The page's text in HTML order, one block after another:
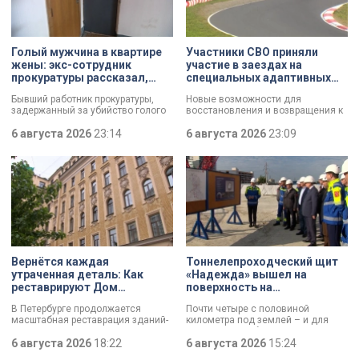
Голый мужчина в квартире
жены: экс-сотрудник
прокуратуры рассказал,
Бывший работник прокуратуры,
задержанный за убийство голого
которые толкнули его на страшное
вынес мертвеца из дома на улице
Луначарского, выдавая
бездыханного мужчину за
изрядно перебравшего приятеля.
6 августа 202623:14
Участники СВО приняли
участие в заездах на
специальных адаптивных
Новые возможности для
восстановления и возвращения к
фонда «СВОй дом» в Петербурге
специальной военной операции,
которые сейчас проходят курс
реабилитации. Главным событием
дня стали заезды на специальных
адаптивных карт-машинах, где
ветераны смогли лично
протестировать технику и
почувствовать скорость.
6 августа 202623:09
Вернётся каждая
утраченная деталь: Как
реставрируют Дом
Святого Николая на улице
Марата
В Петербурге продолжается
масштабная реставрация зданий-
губернаторской программы.
6 августа 2026 18:22
Тоннелепроходческий щит
«Надежда» вышел на
поверхность на
Почти четыре с половиной
километра под землей – и для
проходческий щит вышел на
6 августа 2026 15:24